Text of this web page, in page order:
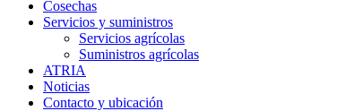
Cosechas
Servicios y suministros
Servicios agrícolas
Suministros agrícolas
ATRIA
Noticias
Contacto y ubicación